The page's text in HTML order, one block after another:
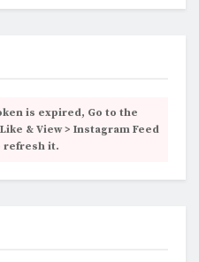
is expired, Go to the
& View > Instagram Feed
refresh it.